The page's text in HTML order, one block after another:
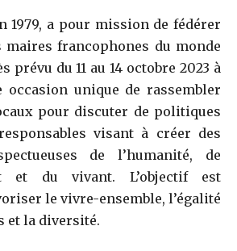
1979, a pour mission de fédérer
maires francophones du monde
prévu du 11 au 14 octobre 2023 à
occasion unique de rassembler
pour discuter de politiques
visant à créer des
de l’humanité, de
et du vivant. L’objectif est
le vivre-ensemble, l’égalité
et la diversité.